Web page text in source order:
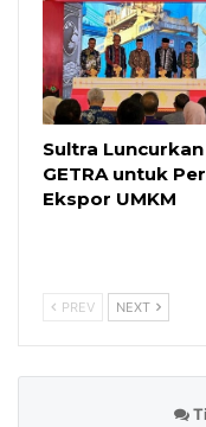
Sultra Luncurkan
GETRA untuk
Ekspor UMKM
PREV NEXT